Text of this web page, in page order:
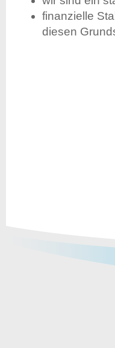
finanzielle
diesen